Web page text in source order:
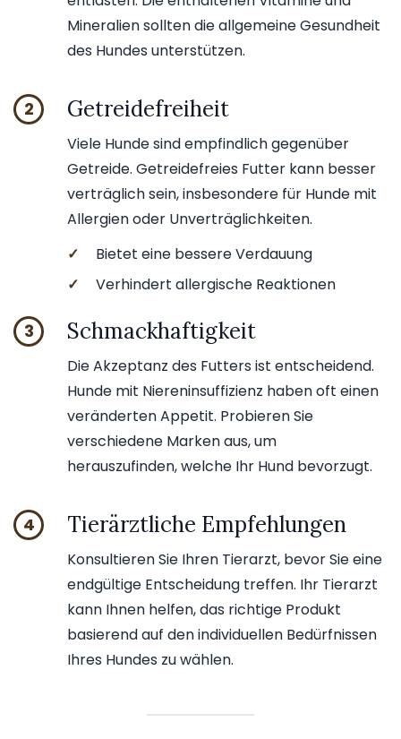
Mineralien sollten die allgemeine Gesundheit
des Hundes unterstützen.
2 Getreidefreiheit
Viele Hunde sind empfindlich gegenüber
Getreide. Getreidefreies Futter kann besser
verträglich sein, insbesondere für Hunde mit
Allergien oder Unverträglichkeiten.
✓
Bietet eine bessere Verdauung
✓
Verhindert allergische Reaktionen
3 Schmackhaftigkeit
Die Akzeptanz des Futters ist entscheidend.
Hunde mit Niereninsuffizienz haben oft einen
veränderten Appetit. Probieren Sie
verschiedene Marken aus, um
herauszufinden, welche Ihr Hund bevorzugt.
4 Tierärztliche Empfehlungen
Konsultieren Sie Ihren Tierarzt, bevor Sie eine
endgültige Entscheidung treffen. Ihr Tierarzt
kann Ihnen helfen, das richtige Produkt
basierend auf den individuellen Bedürfnissen
Ihres Hundes zu wählen.